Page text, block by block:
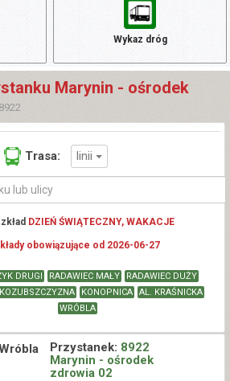
Wykaz dróg
Marynin - ośrodek
Trasa: linii
DZIEŃ ŚWIĄTECZNY, WAKACJE
obowiązujące od 2026-06-27
DRUGI RADAWIEC MAŁY
RADAWIEC DUŻY
KOZUBSZCZYZNA KONOPNICA
AL. KRAŚNICKA
WRÓBLA
Przystanek: 8922
Marynin - ośrodek
zdrowia 02